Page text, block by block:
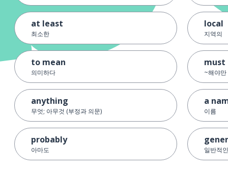
at least
최소한
to mean
의미하다
anything
무엇; 아무것 (부정과 의문)
probably
아마도
local
지역의
must
~해야만
a
이름
일반적인